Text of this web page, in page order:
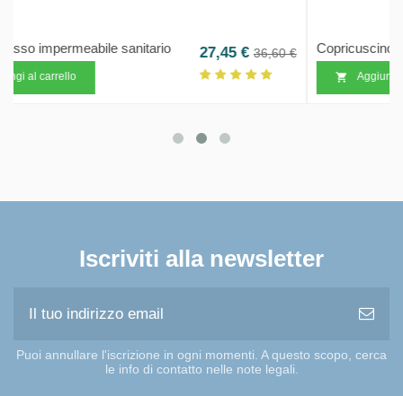
base
Copricuscino fresco Cooler
 Aggiungi al carrello
Prezzo
38,85 € Prezzo
51,80 €
Iscriviti alla newsletter
Puoi annullare l'iscrizione in ogni momenti. A questo scopo, cerca
le info di contatto nelle note legali.